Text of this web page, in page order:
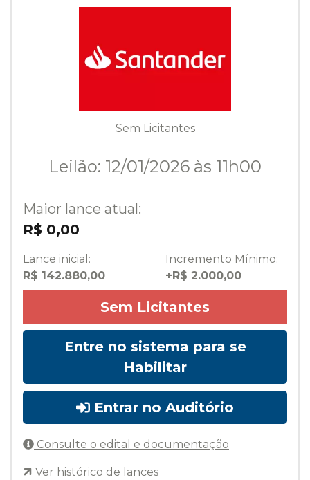
Sem Licitantes
Leilão: 12/01/2026 às 11h00
Maior lance atual:
R$ 0,00
Lance inicial:
R$ 142.880,00
Incremento Mínimo:
+R$ 2.000,00
Sem Licitantes
Entre no sistema para se
Habilitar
Entrar no Auditório
Consulte o edital e documentação
Ver histórico de lances